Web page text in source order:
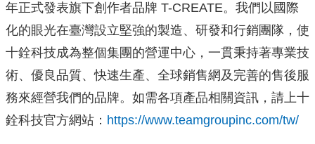
年正式發表旗下創作者品牌 T-CREATE。我們以國際
化的眼光在臺灣設立堅強的製造、研發和行銷團隊，使
十銓科技成為整個集團的營運中心，一貫秉持著專業技
術、優良品質、快速生產、全球銷售網及完善的售後服
務來經營我們的品牌。如需各項產品相關資訊，請上十
銓科技官方網站： https://www.teamgroupinc.com/tw/